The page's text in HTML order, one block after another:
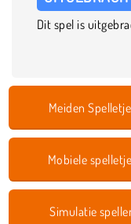
Dit spel is
Meiden
Mobiele
Simulatie